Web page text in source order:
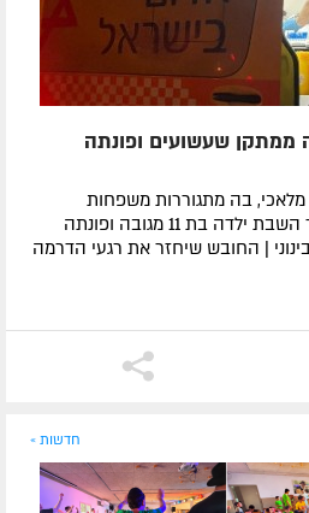
ממתקן שעשועים ופונתה
בה מתגוררות משפחות
חב"דיות רבות, נפלה במהלך השבת ילדה בת 11 מגובה ופונתה
| החובש שיחזר את רגעי הדרמה
חדשות »